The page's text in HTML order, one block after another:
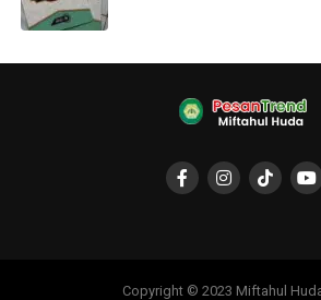
Copyright © 2023 Miftahul